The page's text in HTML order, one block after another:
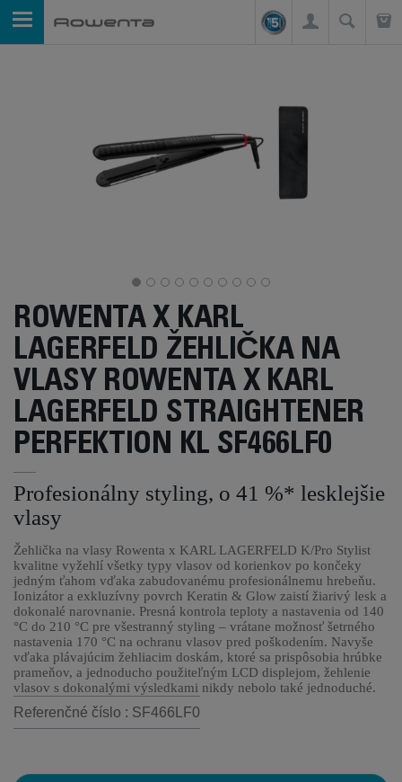
ROWENTA X KARL
LAGERFELD ŽEHLIČKA NA
VLASY ROWENTA X KARL
LAGERFELD STRAIGHTENER
PERFEKTION KL SF466LF0
Profesionálny styling, o 41 %* lesklejšie
vlasy
Žehlička na vlasy Rowenta x KARL LAGERFELD K/Pro Stylist
kvalitne vyžehlí všetky typy vlasov od korienkov po končeky
jedným ťahom vďaka zabudovanému profesionálnemu hrebeňu.
Ionizátor a exkluzívny povrch Keratin & Glow zaistí žiarivý lesk a
dokonalé narovnanie. Presná kontrola teploty a nastavenia od 140
°C do 210 °C pre všestranný styling – vrátane možnosť šetrného
nastavenia 170 °C na ochranu vlasov pred poškodením. Navyše
vďaka plávajúcim žehliacim doskám, ktoré sa prispôsobia hrúbke
prameňov, a jednoducho použiteľným LCD displejom, žehlenie
vlasov s dokonalými výsledkami nikdy nebolo také jednoduché.
Referenčné číslo : SF466LF0